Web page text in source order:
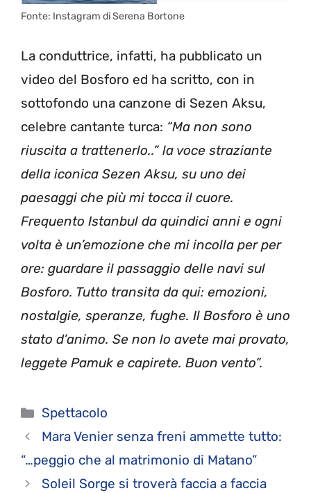
Fonte: Instagram di Serena Bortone
La conduttrice, infatti, ha pubblicato un
video del Bosforo ed ha scritto, con in
sottofondo una canzone di Sezen Aksu,
celebre cantante turca: “Ma non sono
riuscita a trattenerlo..” la voce straziante
della iconica Sezen Aksu, su uno dei
paesaggi che più mi tocca il cuore.
Frequento Istanbul da quindici anni e ogni
volta è un’emozione che mi incolla per per
ore: guardare il passaggio delle navi sul
Bosforo. Tutto transita da qui: emozioni,
nostalgie, speranze, fughe. Il Bosforo è uno
stato d’animo. Se non lo avete mai provato,
leggete Pamuk e capirete. Buon vento”.
Categorie
Spettacolo
Mara Venier senza freni ammette tutto:
“…peggio che al matrimonio di Matano”
Soleil Sorge si troverà faccia a faccia